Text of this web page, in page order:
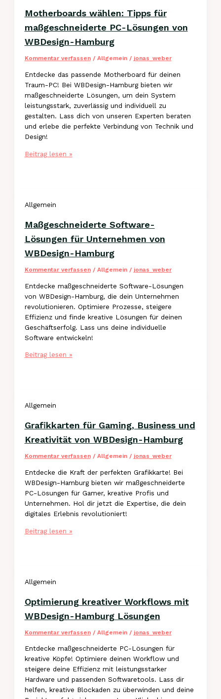
WBDesign-
Hamburg
Motherboards wählen: Tipps für
maßgeschneiderte PC-Lösungen von
WBDesign-Hamburg
Kommentar verfassen / Allgemein/ jonas_weber
Entdecke das passende Motherboard für deinen
Traum-PC! Bei WBDesign-Hamburg bieten wir
maßgeschneiderte Lösungen, um dein System
leistungsstark, zuverlässig und individuell zu
gestalten. Lass dich von unseren Experten beraten
und erlebe die perfekte Verbindung von Technik und
Design!
Motherboards
PC-
von
WBDesign-
Hamburg
Beitrag lesen »
Allgemein
Maßgeschneiderte Software-
Lösungen für Unternehmen von
WBDesign-Hamburg
Kommentar verfassen / Allgemein/ jonas_weber
Entdecke maßgeschneiderte Software-Lösungen
von WBDesign-Hamburg, die dein Unternehmen
revolutionieren. Optimiere Prozesse, steigere
Effizienz und finde kreative Lösungen für deinen
Geschäftserfolg. Lass uns deine individuelle
Software entwickeln!
Maßgeschneiderte
von
Hamburg
Beitrag lesen »
Allgemein
Grafikkarten für Gaming, Business und
Kreativität von WBDesign-Hamburg
Kommentar verfassen / Allgemein/ jonas_weber
Entdecke die Kraft der perfekten Grafikkarte! Bei
WBDesign-Hamburg bieten wir maßgeschneiderte
PC-Lösungen für Gamer, kreative Profis und
Unternehmen. Hol dir jetzt die Expertise, die dein
digitales Erlebnis revolutioniert!
Grafikkarten
Kreativität
WBDesign-
Hamburg
Beitrag lesen »
Allgemein
Optimierung kreativer Workflows mit
WBDesign-Hamburg Lösungen
Kommentar verfassen / Allgemein/ jonas_weber
Entdecke maßgeschneiderte PC-Lösungen für
kreative Köpfe! Optimiere deinen Workflow und
steigere deine Effizienz mit leistungsstarker
Hardware und passenden Softwaretools. Lass dir
helfen, kreative Blockaden zu überwinden und deine